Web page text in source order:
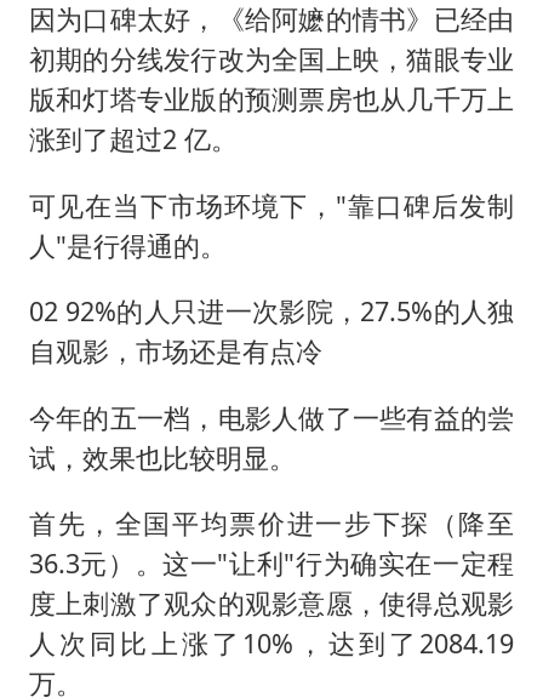
因为口碑太好，《给阿嬷的情书》已经由
初期的分线发行改为全国上映，猫眼专业
版和灯塔专业版的预测票房也从几千万上
涨到了超过2 亿。
可见在当下市场环境下，"靠口碑后发制
人"是行得通的。
02 92%的人只进一次影院，27.5%的人独
自观影，市场还是有点冷
今年的五一档，电影人做了一些有益的尝
试，效果也比较明显。
首先，全国平均票价进一步下探（降至
36.3元）。这一"让利"行为确实在一定程
度上刺激了观众的观影意愿，使得总观影
人次同比上涨了10%，达到了2084.19
万。